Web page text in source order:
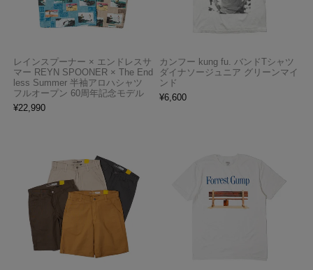
レインスプーナー × エンドレスサ
マー REYN SPOONER × The End
less Summer 半袖アロハシャツ
フルオープン 60周年記念モデル
¥22,990
カンフー kung fu. バンドTシャツ
ダイナソージュニア グリーンマイ
ンド
¥6,600